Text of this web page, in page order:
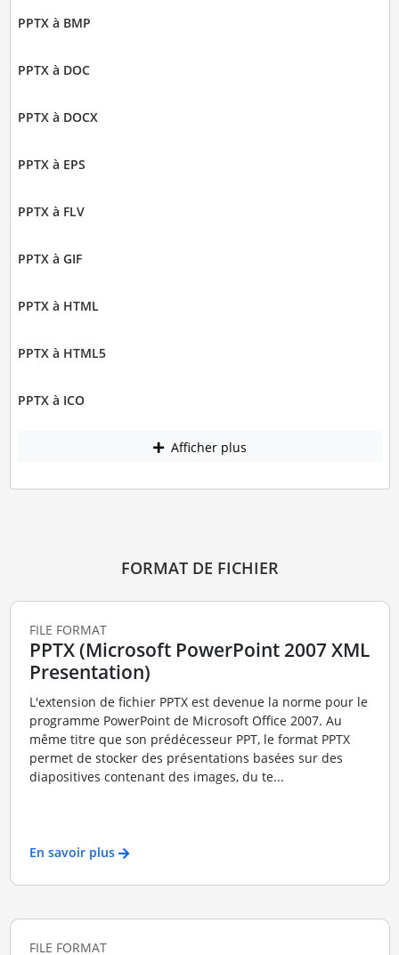
PPTX à BMP
PPTX à DOC
PPTX à DOCX
PPTX à EPS
PPTX à FLV
PPTX à GIF
PPTX à HTML
PPTX à HTML5
PPTX à ICO
Afficher plus
FORMAT DE FICHIER
FILE FORMAT
PPTX (Microsoft PowerPoint 2007 XML
Presentation)
L'extension de fichier PPTX est devenue la norme pour le
programme PowerPoint de Microsoft Office 2007. Au
même titre que son prédécesseur PPT, le format PPTX
permet de stocker des présentations basées sur des
diapositives contenant des images, du te...
En savoir plus
FILE FORMAT